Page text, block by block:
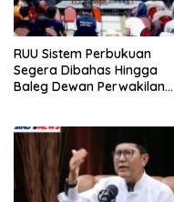
RUU Sistem Perbukuan
Segera Dibahas Hingga
Baleg Dewan Perwakilan